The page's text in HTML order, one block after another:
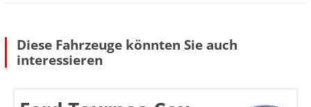
Diese Fahrzeuge könnten Sie auch
interessieren